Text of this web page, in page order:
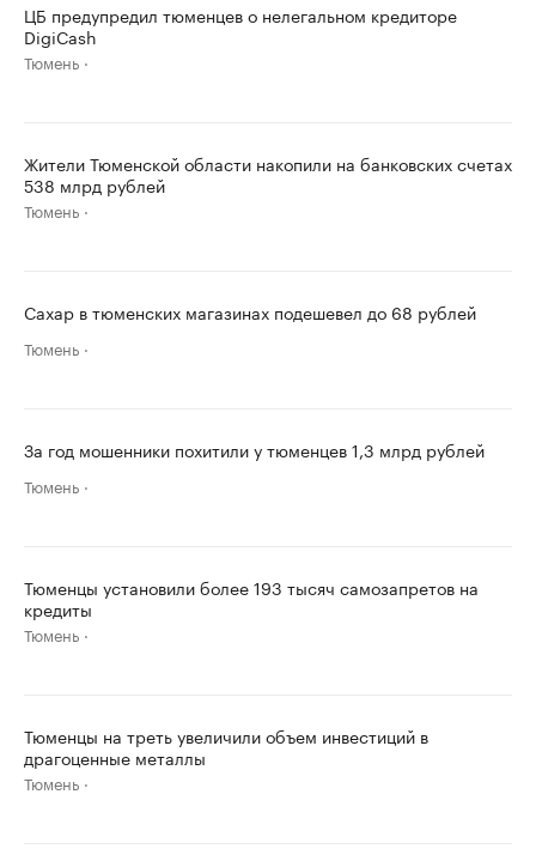
ЦБ предупредил тюменцев о нелегальном кредиторе
DigiCash
Тюмень
Жители Тюменской области накопили на банковских счетах
538 млрд рублей
Тюмень
Сахар в тюменских магазинах подешевел до 68 рублей
Тюмень
За год мошенники похитили у тюменцев 1,3 млрд рублей
Тюмень
Тюменцы установили более 193 тысяч самозапретов на
кредиты
Тюмень
Тюменцы на треть увеличили объем инвестиций в
драгоценные металлы
Тюмень